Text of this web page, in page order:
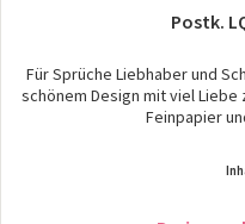
Postk.
Für Sprüche Liebhaber und
schönem Design mit viel
Feinpapier